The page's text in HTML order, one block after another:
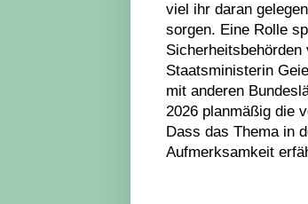
viel ihr daran
sorgen. Eine Rolle
Staatsministerin
mit anderen
2026 planmäßig die
Dass das Thema in
Aufmerksamkeit